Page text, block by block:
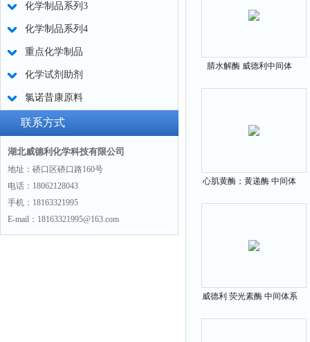
化学制品系列3
化学制品系列4
重点化学制品
化学试剂助剂
氯诺昔康原料
联系方式
湖北威德利化学科技有限公司
地址：硚口区硚口路160号
电话：18062128043
手机：18163321995
E-mail：18163321995@163.com
腈水解酶 威德利中间体
心肌黄酶；黄递酶 中间体
威德利 荧光素酶 中间体系